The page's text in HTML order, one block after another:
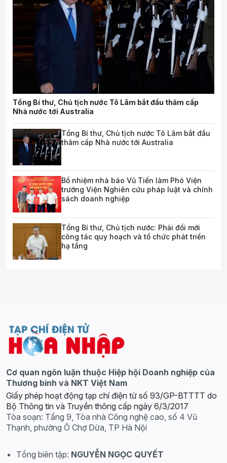
Tổng Bí thư, Chủ tịch nước Tô Lâm bắt đầu thăm cấp
Nhà nước tới Australia
Tổng Bí thư, Chủ tịch nước Tô Lâm bắt đầu
thăm cấp Nhà nước tới Australia
Bổ nhiệm nhà báo Vũ Tiến làm Phó Viện
trưởng Viện Nghiên cứu pháp luật và chính
sách doanh nghiệp
Tổng Bí thư, Chủ tịch nước: Phải đổi mới
công tác quy hoạch và tổ chức phát triển
hạ tầng
Cơ quan ngôn luận thuộc Hiệp hội Doanh nghiệp của
Thương binh và NKT Việt Nam
Giấy phép hoạt động tạp chí điện tử số 93/GP-BTTTT do
Bộ Thông tin và Truyền thông cấp ngày 6/3/2017
Tòa soạn: Tầng 9, Tòa nhà Công nghệ cao, số 4 Vũ
Thạnh, phường Ô Chợ Dừa, TP Hà Nội
Tổng biên tập: NGUYỄN NGỌC QUYẾT